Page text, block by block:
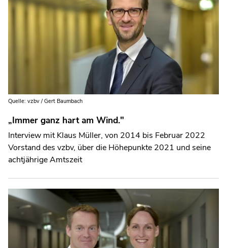
Quelle: vzbv / Gert Baumbach
„Immer ganz hart am Wind."
Interview mit Klaus Müller, von 2014 bis Februar 2022
Vorstand des vzbv, über die Höhepunkte 2021 und seine
achtjährige Amtszeit